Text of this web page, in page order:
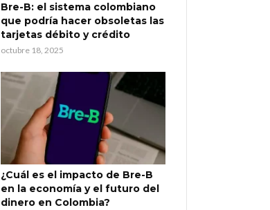
Bre-B: el sistema colombiano
que podría hacer obsoletas las
tarjetas débito y crédito
octubre 18, 2025
¿Cuál es el impacto de Bre-B
en la economía y el futuro del
dinero en Colombia?